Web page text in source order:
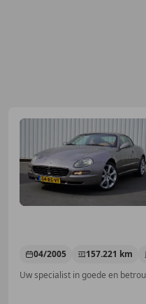
04/2005 157.221 km
Uw specialist in goede en